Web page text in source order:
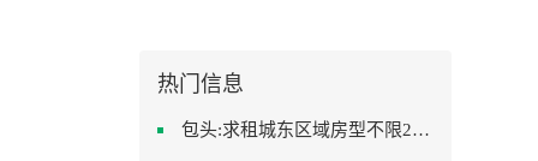
热门信息
包头:求租城东区域房型不限2室2卫装修不限2000